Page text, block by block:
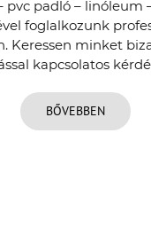
pvc padló – linóleum
foglalkozunk
Keressen minket
kapcsolatos
BŐVEBBEN